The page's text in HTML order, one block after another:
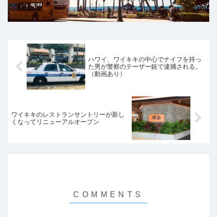
ハワイ、ワイキキの中心でナイフを持っ
た男が警察のテーザー銃で逮捕される。
（動画あり）
ワイキキのレストランサントリーが新し
くなってリニューアルオープン